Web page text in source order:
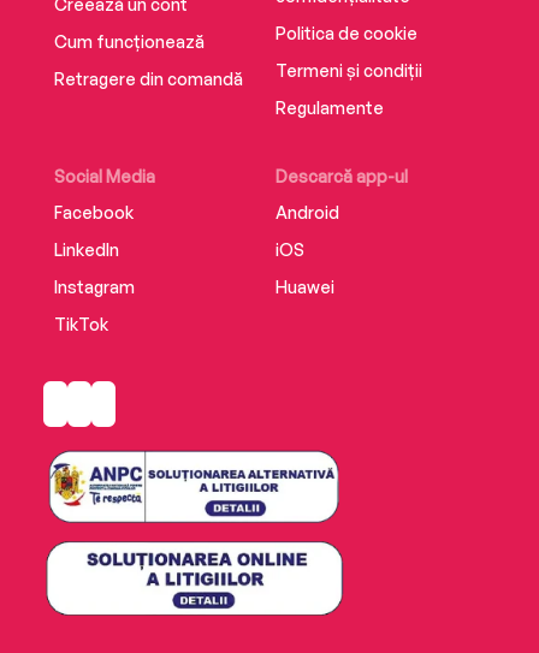
Creează un cont
Cum funcționează
Retragere din comandă
Social Media
Facebook
LinkedIn
Instagram
TikTok
Descarcă app-ul
Android
iOS
Huawei
Politica de cookie
Termeni și condiții
Regulamente